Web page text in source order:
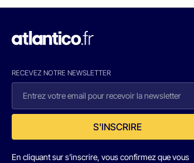
RECEVEZ NOTRE NEWSLETTER
S'INSCRIRE
En cliquant sur s'inscrire, vous confirmez que vous